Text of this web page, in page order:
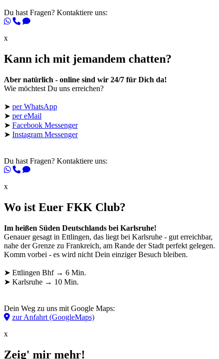
Du hast Fragen? Kontaktiere uns:
x
Kann ich mit jemandem chatten?
Aber natürlich - online sind wir 24/7 für Dich da!
Wie möchtest Du uns erreichen?
➤ per WhatsApp
➤ per eMail
➤ Facebook Messenger
➤ Instagram Messenger
Du hast Fragen? Kontaktiere uns:
x
Wo ist Euer FKK Club?
Im heißen Süden Deutschlands bei Karlsruhe!
Genauer gesagt in Ettlingen, das liegt bei Karlsruhe - gut erreichbar,
nahe der Grenze zu Frankreich, am Rande der Stadt perfekt gelegen.
Komm vorbei - es wird nicht Dein einziger Besuch bleiben.
➤ Ettlingen Bhf → 6 Min.
➤ Karlsruhe → 10 Min.
Dein Weg zu uns mit Google Maps:
zur Anfahrt (GoogleMaps)
x
Zeig' mir mehr!